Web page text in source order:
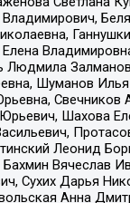
Людмила
Шуманов
Свечников
Шахова
Леонид
Бахмин Вячеслав
Сухих Дарья
Анна